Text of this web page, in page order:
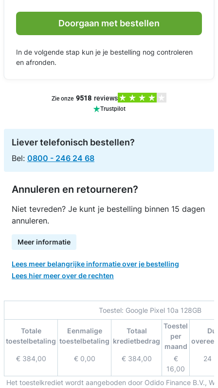
Doorgaan met bestellen
In de volgende stap kun je je bestelling nog controleren
en afronden.
Zie onze 9518 reviews
Trustpilot
Liever telefonisch bestellen?
Bel: 0800 - 246 24 68
Annuleren en retourneren?
Niet tevreden? Je kunt je bestelling binnen 15 dagen
annuleren.
Meer informatie
Lees meer belangrijke informatie over je bestelling
Lees hier meer over de rechten
Toestel: Google Pixel 10a 128GB
Totale
toestelbetaling
Eenmalige
toestelbetaling
Totaal
kredietbedrag
Toestel
per
maand
€ 384,00 € 0,00 € 384,00
€
16,00
24
Het toestelkrediet wordt aangeboden door Odido Finance B.V.,